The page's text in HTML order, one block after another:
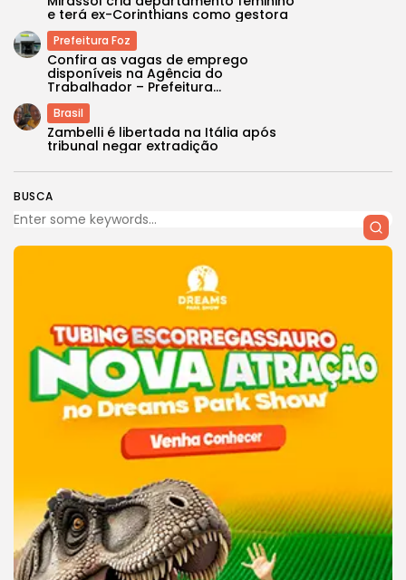
BUSCA
e terá ex-Corinthians como gestora
Prefeitura Foz
Confira as vagas de emprego
disponíveis na Agência do
Trabalhador – Prefeitura...
Brasil
Zambelli é libertada na Itália após
tribunal negar extradição